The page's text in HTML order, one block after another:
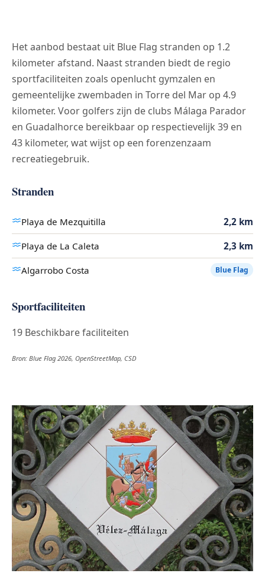
Het aanbod bestaat uit Blue Flag stranden op 1.2
kilometer afstand. Naast stranden biedt de regio
sportfaciliteiten zoals openlucht gymzalen en
gemeentelijke zwembaden in Torre del Mar op 4.9
kilometer. Voor golfers zijn de clubs Málaga Parador
en Guadalhorce bereikbaar op respectievelijk 39 en
43 kilometer, wat wijst op een forenzenzaam
recreatiegebruik.
Stranden
Playa de Mezquitilla 2,2 km
Playa de La Caleta 2,3 km
Algarrobo Costa Blue Flag
Sportfaciliteiten
19 Beschikbare faciliteiten
Bron: Blue Flag 2026, OpenStreetMap, CSD